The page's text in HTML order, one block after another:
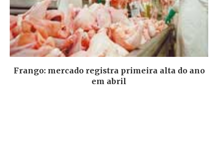
Frango: mercado registra primeira alta do ano
em abril